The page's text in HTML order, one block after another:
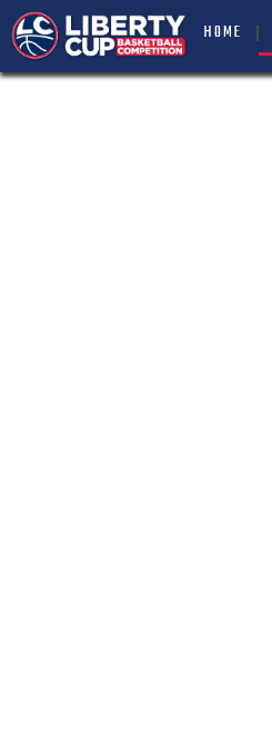
HOME